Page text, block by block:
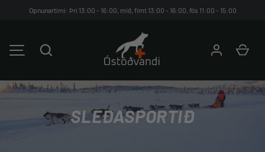
Opnunartími: Þri 13:00 - 16:00, mið, fimt 13:00 - 16:00, fös 11:00 - 15:00
SLEÐASPORTIÐ